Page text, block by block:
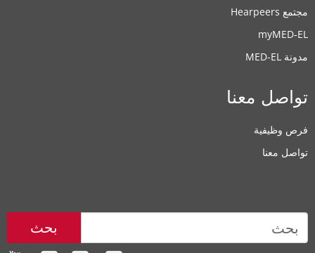
مجتمع Hearpeers
myMED‑EL
مدونة MED-EL
تواصل معنا
فرص وظيفية
تواصل معنا
بحث